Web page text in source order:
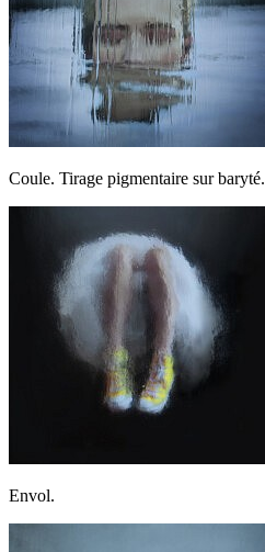
Coule. Tirage pigmentaire sur baryté.
Envol.